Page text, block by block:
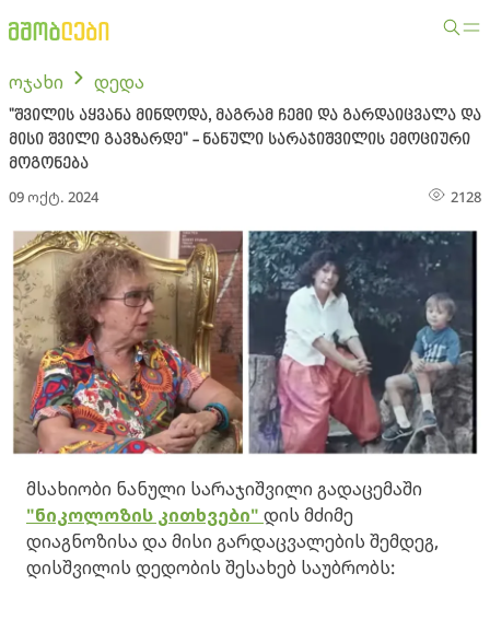
ოჯახი დედა
"შვილის აყვანა მინდოდა, მაგრამ ჩემი და გარდაიცვალა და
მისი შვილი გავზარდე" - ნანული სარაჯიშვილის ემოციური
მოგონება
09 ოქტ. 2024 2128
მსახიობი ნანული სარაჯიშვილი გადაცემაში
"ნიკოლოზის კითხვები" დის მძიმე
დიაგნოზისა და მისი გარდაცვალების შემდეგ,
დისშვილის დედობის შესახებ საუბრობს: